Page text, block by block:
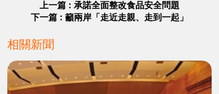
上一篇 : 承諾全面整改食品安全問題
下一篇 : 籲兩岸「走近走親、走到一起」
相關新聞